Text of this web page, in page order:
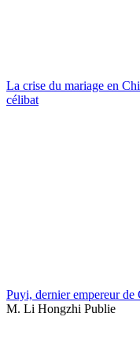
La crise du mariage en
célibat
Puyi, dernier empereur de
M. Li Hongzhi Publie